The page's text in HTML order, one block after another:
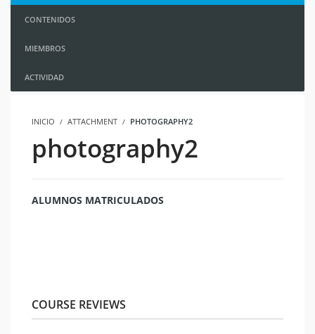
CONTENIDOS
MIEMBROS
ACTIVIDAD
INICIO ATTACHMENT PHOTOGRAPHY2
photography2
ALUMNOS MATRICULADOS
COURSE REVIEWS